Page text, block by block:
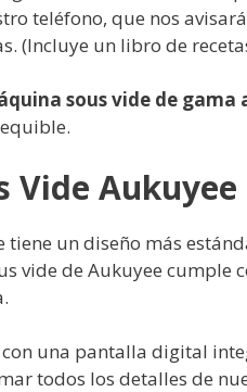
teléfono, que nos
(Incluye un libro de
sous vide de gama
Vide Aukuyee
tiene un diseño más
vide de Aukuyee cumple
con una pantalla digital
todos los detalles de